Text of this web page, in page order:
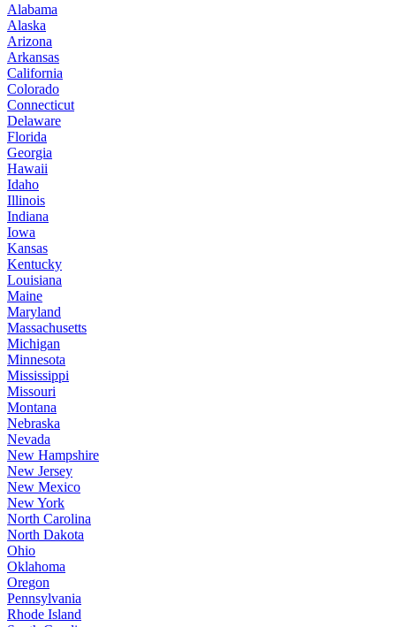
Alabama
Alaska
Arizona
Arkansas
California
Colorado
Connecticut
Delaware
Florida
Georgia
Hawaii
Idaho
Illinois
Indiana
Iowa
Kansas
Kentucky
Louisiana
Maine
Maryland
Massachusetts
Michigan
Minnesota
Mississippi
Missouri
Montana
Nebraska
Nevada
New Hampshire
New Jersey
New Mexico
New York
North Carolina
North Dakota
Ohio
Oklahoma
Oregon
Pennsylvania
Rhode Island